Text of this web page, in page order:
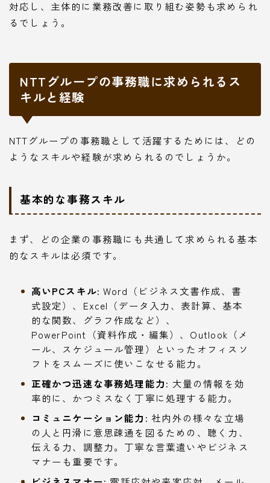
対応し、主体的に業務改善に取り組む姿勢も求められ
るでしょう。
NTTグループの事務職に求められるス
キルと経験
NTTグループの事務職として活躍するためには、どの
ようなスキルや経験が求められるのでしょうか。
基本的な事務スキル
まず、どの企業の事務職にも共通して求められる基本
的なスキルは必須です。
高いPCスキル: Word（ビジネス文書作成、書
式設定）、Excel（データ入力、表計算、基本
的な関数、グラフ作成など）、
PowerPoint（資料作成・編集）、Outlook（メ
ール、スケジュール管理）といったオフィスソ
フトをスムーズに使いこなせる能力。
正確かつ迅速な事務処理能力: 大量の情報を効
率的に、かつミスなく丁寧に処理する能力。
コミュニケーション能力: 社内外の様々な立場
の人と円滑に意思疎通を図るための、聴く力、
伝える力、調整力。丁寧な言葉遣いやビジネス
マナーも重要です。